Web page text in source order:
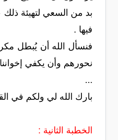
بد من السعي لتهيئة
فيها .
فنسأل الله أن يُبطل
نحورهم وأن يكفي
...
بارك الله لي ولكم في
الخطبة الثانية :